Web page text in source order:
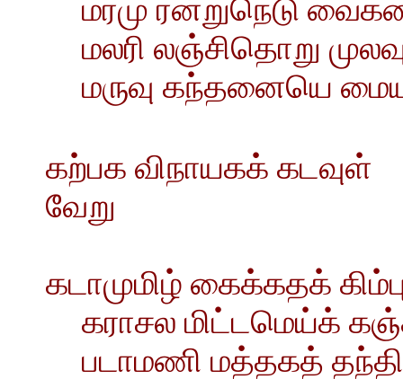
மரமு ரன்றுநெடு
மலரி லஞ்சிதொறு முலவு
மருவு கந்தனையெ
கற்பக விநாயகக் கடவுள்
வேறு
கடாமுமிழ் கைக்கதக்
கராசல மிட்டமெய்க்
படாமணி மத்தகத்